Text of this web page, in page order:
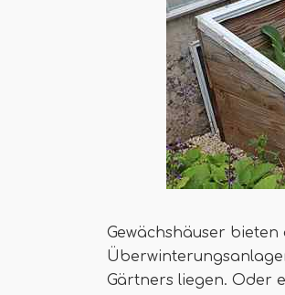
Gewächshäuser
Gärtners liegen. Oder